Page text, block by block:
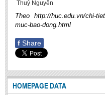
Thuỷ Nguyên
Theo http://huc.edu.vn/chi-
muc-bao-dong.html
f Share
HOMEPAGE DATA